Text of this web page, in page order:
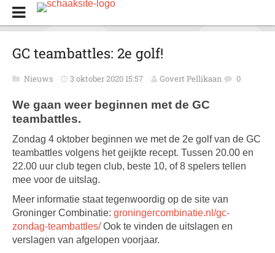
GC teambattles: 2e golf!
Nieuws 3 oktober 2020 15:57 Govert Pellikaan 0
We gaan weer beginnen met de GC
teambattles.
Zondag 4 oktober beginnen we met de 2e golf van de GC
teambattles volgens het geijkte recept. Tussen 20.00 en
22.00 uur club tegen club, beste 10, of 8 spelers tellen
mee voor de uitslag.
Meer informatie staat tegenwoordig op de site van
Groninger Combinatie: groningercombinatie.nl/gc-
zondag-teambattles/Ook te vinden de uitslagen en
verslagen van afgelopen voorjaar.